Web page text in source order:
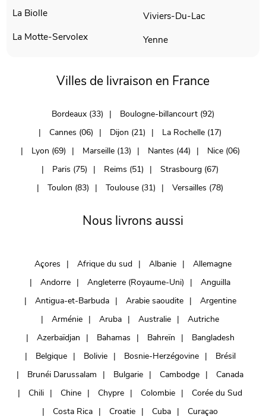
La Biolle
La Motte-Servolex
Viviers-Du-Lac
Yenne
Villes de livraison en France
Bordeaux (33)
Boulogne-billancourt (92)
Cannes (06)
Dijon (21)
La Rochelle (17)
Lyon (69)
Marseille (13) Nantes (44)
Nice (06)
Paris (75)
Reims (51)
Strasbourg (67)
Toulon (83)
Toulouse (31) Versailles (78)
Nous livrons aussi
Açores Afrique du sud Albanie
Allemagne
Andorre
Angleterre (Royaume-Uni)
Anguilla
Antigua-et-Barbuda
Arabie saoudite
Argentine
Arménie
Aruba Australie
Autriche
Azerbaïdjan
Bahamas Bahreïn
Bangladesh
Belgique
Bolivie Bosnie-Herzégovine
Brésil
Brunéi Darussalam
Bulgarie Cambodge
Canada
Chili
Chine Chypre Colombie
Corée du Sud
Costa Rica
Croatie Cuba
Curaçao